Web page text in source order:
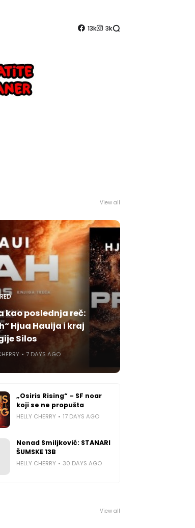
13k 3k
View all
kao poslednja reč:
Hjua Hauija i kraj
Silos
7 DAYS AGO
„Osiris Rising“ – SF noar
koji se ne propušta
HELLY CHERRY 17 DAYS AGO
Nenad Smiljković: STANARI
ŠUMSKE 13B
HELLY CHERRY 30 DAYS AGO
View all